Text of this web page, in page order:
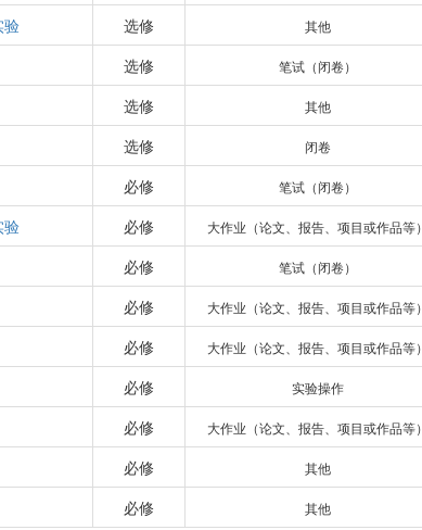
验 选修 其他
选修 笔试（闭卷）
选修 其他
选修 闭卷
必修 笔试（闭卷）
验 必修 大作业（论文、报告、项目或作品等）
必修 笔试（闭卷）
必修 大作业（论文、报告、项目或作品等）
必修 大作业（论文、报告、项目或作品等）
必修 实验操作
必修 大作业（论文、报告、项目或作品等）
必修 其他
必修 其他